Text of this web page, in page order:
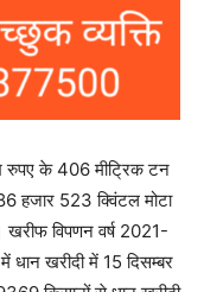
रुपए के 406 मीट्रिक टन
हजार 523 क्विंटल मोटा
विपणन वर्ष 2021-
खरीदी में 15 दिसम्बर